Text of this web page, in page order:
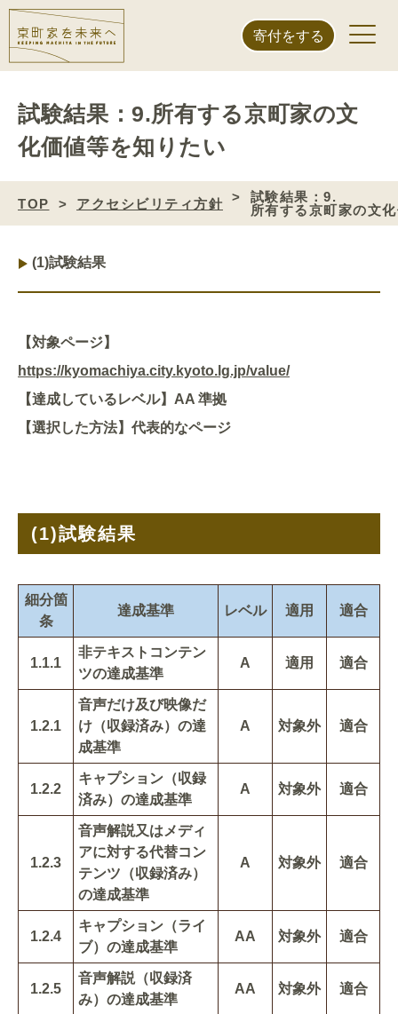
寄付をする
試験結果：9.所有する京町家の文
化価値等を知りたい
TOP アクセシビリティ方針
試験結果：9.
所有する京町家の文
(1)試験結果
【対象ページ】
https://kyomachiya.city.kyoto.lg.jp/value/
【達成しているレベル】AA 準拠
【選択した方法】代表的なページ
(1)試験結果
細分箇
条
達成基準 レベル 適用 適合
1.1.1
非テキストコンテン
ツの達成基準
A 適用 適合
1.2.1
音声だけ及び映像だ
け（収録済み）の達
成基準
A 対象外 適合
1.2.2
キャプション（収録
済み）の達成基準
A 対象外 適合
1.2.3
音声解説又はメディ
アに対する代替コン
テンツ（収録済み）
の達成基準
A 対象外 適合
1.2.4
キャプション（ライ
ブ）の達成基準
AA 対象外 適合
1.2.5
音声解説（収録済
み）の達成基準
AA 対象外 適合